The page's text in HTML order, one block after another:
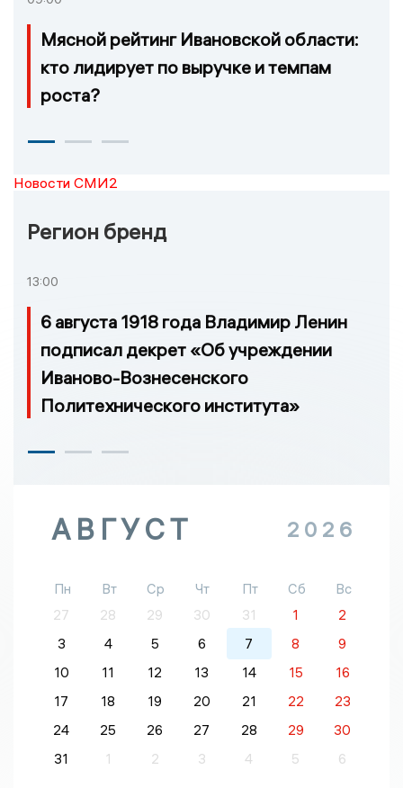
Мясной рейтинг Ивановской области:
кто лидирует по выручке и темпам
роста?
Новости СМИ2
Регион бренд
13:00
6 августа 1918 года Владимир Ленин
подписал декрет «Об учреждении
Иваново-Вознесенского
Политехнического института»
АВГУСТ 2026
Пн Вт Ср Чт Пт Сб
Вс
27
28 29 30 31 1
2
3
4 5 6 7 8
9
10
11 12 13 14 15
16
17
18 19 20 21 22
23
24
25 26 27 28 29
30
31
1 2 3 4 5 6